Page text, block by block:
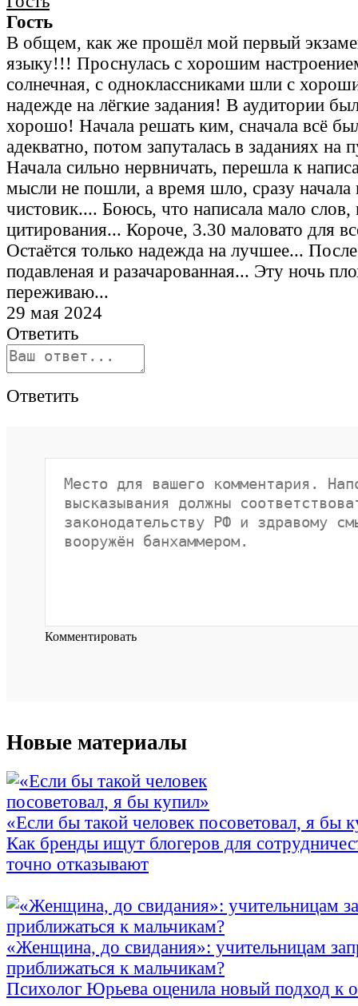
Гость
В общем, как же прошёл мой первый
языку!!! Проснулась с хорошим
солнечная, с одноклассниками шли с
надежде на лёгкие задания! В аудитории
хорошо! Начала решать ким, сначала всё
адекватно, потом запуталась в заданиях на
Начала сильно нервничать, перешла к
мысли не пошли, а время шло, сразу начала
чистовик.... Боюсь, что написала мало
цитирования... Короче, 3.30 маловато для
Остаётся только надежда на лучшее...
подавленая и разачарованная... Эту ночь
переживаю...
29 мая 2024
Ответить
Ответить
Комментировать
Новые материалы
«Если бы такой человек посоветовал, я бы
Как бренды ищут блогеров для
точно отказывают
«Женщина, до свидания»: учительницам
приближаться к мальчикам?
Психолог Юрьева оценила новый подход к